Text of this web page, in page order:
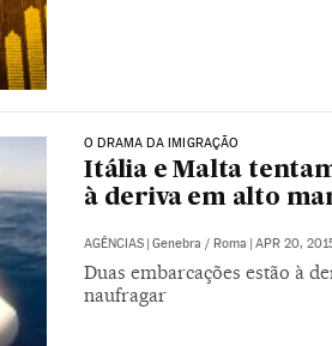
O DRAMA DA IMIGRAÇÃO
Itália e Malta
à deriva em alto
AGÊNCIAS Genebra / Roma APR 20,
Duas embarcações estão à
naufragar